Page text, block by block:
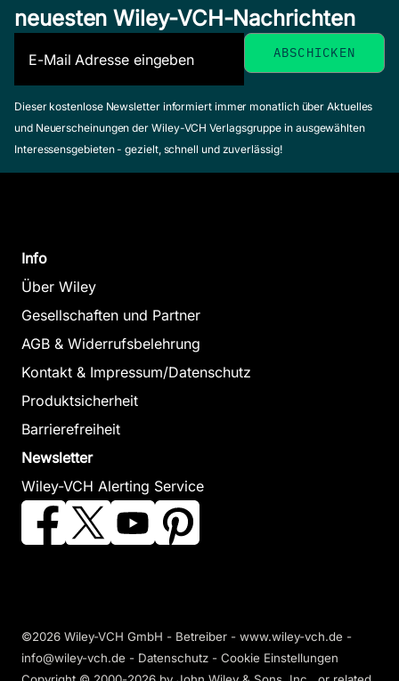
Swenson, Doug
Softcover
Zum Angebot
Entspannen
durch
Meditation
für Dummies
Das
Pocketbuch
Bodian, Stephan
April 2009, Softcover
Zum Angebot
Balanced
Pocketbuch
Krauleidis,
Raymund
CSI-
Forensik für
Von der
Produkt für
Dummies
neuesten Wiley-VCH-Nachrichten
Dieser kostenlose Newsletter informiert immer monatlich über Aktuelles
und Neuerscheinungen der Wiley-VCH Verlagsgruppe in ausgewählten
Interessensgebieten - gezielt, schnell und zuverlässig!
Info
Über Wiley
Gesellschaften und Partner
AGB & Widerrufsbelehrung
Kontakt & Impressum/Datenschutz
Produktsicherheit
Barrierefreiheit
Newsletter
Wiley-VCH Alerting Service
©2026 Wiley-VCH GmbH - Betreiber - www.wiley-vch.de -
info@wiley-vch.de - Datenschutz - Cookie Einstellungen